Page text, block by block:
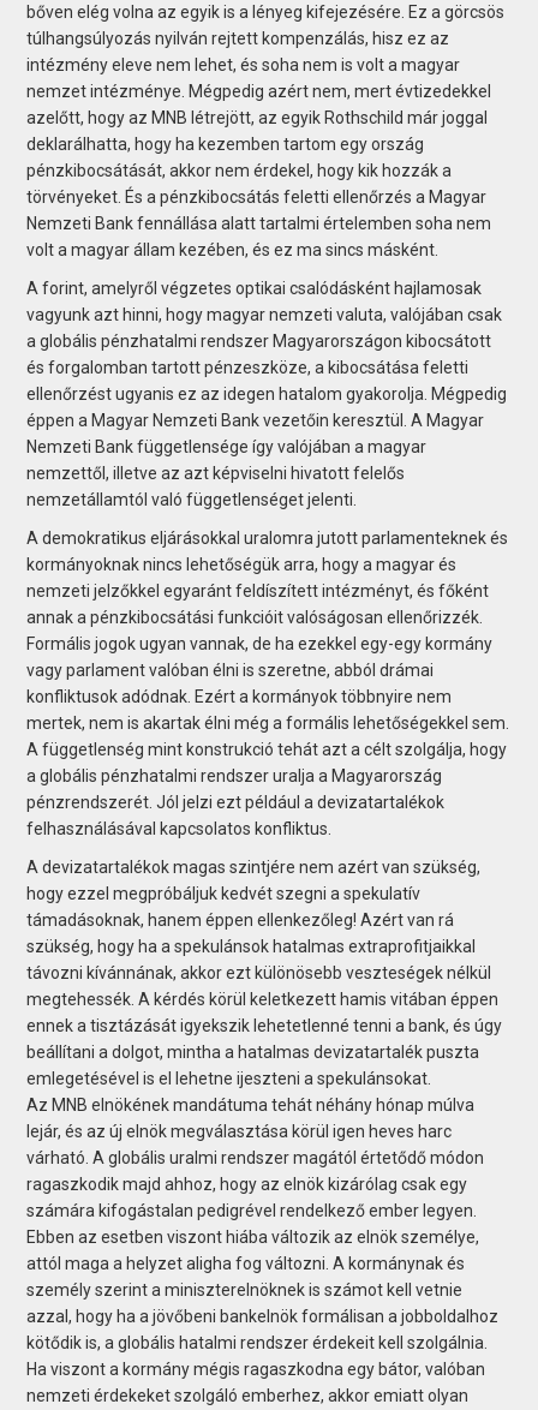
bőven elég volna az egyik is a lényeg kifejezésére. Ez a görcsös
túlhangsúlyozás nyilván rejtett kompenzálás, hisz ez az
intézmény eleve nem lehet, és soha nem is volt a magyar
nemzet intézménye. Mégpedig azért nem, mert évtizedekkel
azelőtt, hogy az MNB létrejött, az egyik Rothschild már joggal
deklarálhatta, hogy ha kezemben tartom egy ország
pénzkibocsátását, akkor nem érdekel, hogy kik hozzák a
törvényeket. És a pénzkibocsátás feletti ellenőrzés a Magyar
Nemzeti Bank fennállása alatt tartalmi értelemben soha nem
volt a magyar állam kezében, és ez ma sincs másként.
A forint, amelyről végzetes optikai csalódásként hajlamosak
vagyunk azt hinni, hogy magyar nemzeti valuta, valójában csak
a globális pénzhatalmi rendszer Magyarországon kibocsátott
és forgalomban tartott pénzeszköze, a kibocsátása feletti
ellenőrzést ugyanis ez az idegen hatalom gyakorolja. Mégpedig
éppen a Magyar Nemzeti Bank vezetőin keresztül. A Magyar
Nemzeti Bank függetlensége így valójában a magyar
nemzettől, illetve az azt képviselni hivatott felelős
nemzetállamtól való függetlenséget jelenti.
A demokratikus eljárásokkal uralomra jutott parlamenteknek és
kormányoknak nincs lehetőségük arra, hogy a magyar és
nemzeti jelzőkkel egyaránt feldíszített intézményt, és főként
annak a pénzkibocsátási funkcióit valóságosan ellenőrizzék.
Formális jogok ugyan vannak, de ha ezekkel egy-egy kormány
vagy parlament valóban élni is szeretne, abból drámai
konfliktusok adódnak. Ezért a kormányok többnyire nem
mertek, nem is akartak élni még a formális lehetőségekkel sem.
A függetlenség mint konstrukció tehát azt a célt szolgálja, hogy
a globális pénzhatalmi rendszer uralja a Magyarország
pénzrendszerét. Jól jelzi ezt például a devizatartalékok
felhasználásával kapcsolatos konfliktus.
A devizatartalékok magas szintjére nem azért van szükség,
hogy ezzel megpróbáljuk kedvét szegni a spekulatív
támadásoknak, hanem éppen ellenkezőleg! Azért van rá
szükség, hogy ha a spekulánsok hatalmas extraprofitjaikkal
távozni kívánnának, akkor ezt különösebb veszteségek nélkül
megtehessék. A kérdés körül keletkezett hamis vitában éppen
ennek a tisztázását igyekszik lehetetlenné tenni a bank, és úgy
beállítani a dolgot, mintha a hatalmas devizatartalék puszta
emlegetésével is el lehetne ijeszteni a spekulánsokat.
Az MNB elnökének mandátuma tehát néhány hónap múlva
lejár, és az új elnök megválasztása körül igen heves harc
várható. A globális uralmi rendszer magától értetődő módon
ragaszkodik majd ahhoz, hogy az elnök kizárólag csak egy
számára kifogástalan pedigrével rendelkező ember legyen.
Ebben az esetben viszont hiába változik az elnök személye,
attól maga a helyzet aligha fog változni. A kormánynak és
személy szerint a miniszterelnöknek is számot kell vetnie
azzal, hogy ha a jövőbeni bankelnök formálisan a jobboldalhoz
kötődik is, a globális hatalmi rendszer érdekeit kell szolgálnia.
Ha viszont a kormány mégis ragaszkodna egy bátor, valóban
nemzeti érdekeket szolgáló emberhez, akkor emiatt olyan